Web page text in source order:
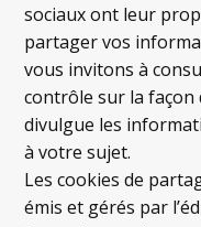
sociaux ont leur
partager vos
vous invitons à
contrôle sur la
divulgue les
à votre sujet.
Les cookies de
émis et gérés par